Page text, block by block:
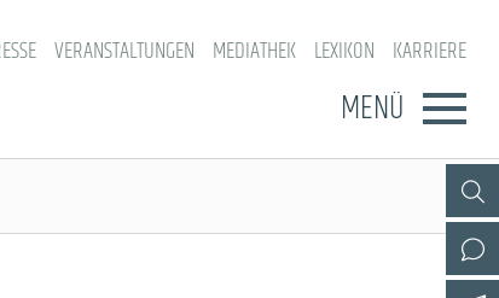
VERANSTALTUNGEN MEDIATHEK LEXIKON KARRIERE
MENÜ